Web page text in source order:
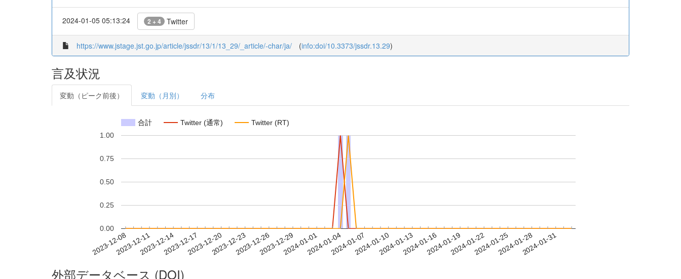
2024-01-05 05:13:24 2 + 4 Twitter
https://www.jstage.jst.go.jp/article/jssdr/13/1/13_29/_article/-char/ja/ (info:doi/10.3373/jssdr.13.29)
言及状況
変動（ピーク前後） 変動（月別） 分布
合計 Twitter (通常) Twitter (RT)
2023-12-082023-12-112023-12-142023-12-172023-12-202023-12-232023-12-262023-12-292024-01-012024-01-042024-01-072024-01-102024-01-132024-01-162024-01-192024-01-222024-01-252024-01-282024-01-31
0.00
0.25
0.50
0.75
1.00
外部データベース (DOI)